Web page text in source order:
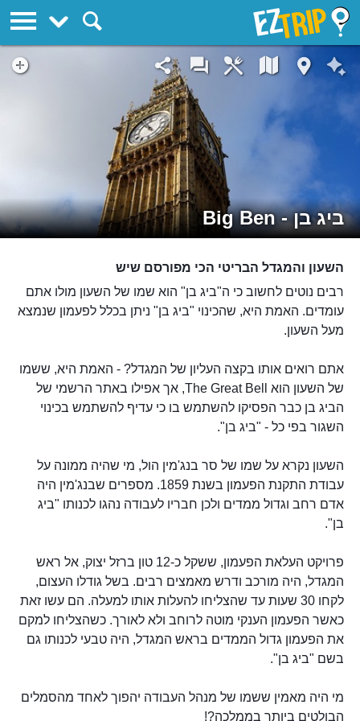
ביג בן - Big Ben
השעון והמגדל הבריטי הכי מפורסם שיש
רבים נוטים לחשוב כי ה"ביג בן" הוא שמו של השעון מולו אתם
עומדים. האמת היא, שהכינוי "ביג בן" ניתן בכלל לפעמון שנמצא
מעל השעון.
אתם רואים אותו בקצה העליון של המגדל? - האמת היא, ששמו
של השעון הוא The Great Bell, אך אפילו באתר הרשמי של
הביג בן כבר הפסיקו להשתמש בו כי עדיף להשתמש בכינוי
השגור בפי כל - "ביג בן".
השעון נקרא על שמו של סר בנג'מין הול, מי שהיה ממונה על
עבודת התקנת הפעמון בשנת 1859. מספרים שבנג'מין היה
אדם רחב וגדול ממדים ולכן חבריו לעבודה נהגו לכנותו "ביג
בן".
פרויקט העלאת הפעמון, ששקל כ-12 טון ברזל יצוק, אל ראש
המגדל, היה מורכב ודרש מאמצים רבים. בשל גודלו העצום,
לקחו 30 שעות עד שהצליחו להעלות אותו למעלה. הם עשו זאת
כאשר הפעמון הענקי מוטה לרוחב ולא לאורך. כשהצליחו למקם
את הפעמון גדול הממדים בראש המגדל, היה טבעי לכנותו גם
בשם "ביג בן".
מי היה מאמין ששמו של מנהל העבודה יהפוך לאחד מהסמלים
הבולטים ביותר בממלכה?!
EZTrip